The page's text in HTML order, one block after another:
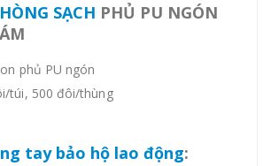
SẠCH PHỦ PU NGÓN
phủ PU ngón
túi, 500 đôi/thùng
tay bảo hộ lao động: